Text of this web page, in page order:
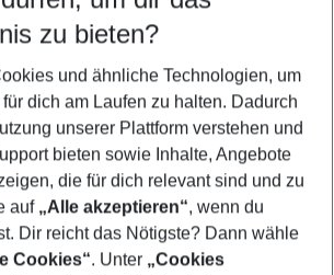
5-8 Nächte
Keine Kinder
Filter anzeigen
zu bieten?
und ähnliche Technologien, um
dich am Laufen zu halten. Dadurch
unserer Plattform verstehen und
bieten sowie Inhalte, Angebote
die für dich relevant sind und zu
auf „Alle akzeptieren“, wenn du
Dir reicht das Nötigste? Dann wähle
Cookies“. Unter „Cookies